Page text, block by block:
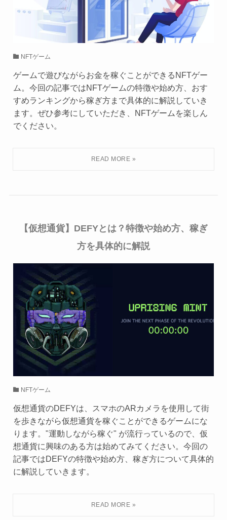
NFTゲーム
ゲームで遊びながらお金を稼ぐことができるNFTゲー
ム。今回の記事ではNFTゲームの特徴や始め方、おす
すめランキングから稼ぎ方まで具体的に解説していき
ます。ぜひ参考にしていただき、NFTゲームを楽しん
でください。
【仮想通貨】DEFYとは？特徴や始め方、稼ぎ
方を具体的に解説
NFTゲーム
仮想通貨のDEFYは、スマホのARカメラを使用して街
を歩きながら仮想通貨を稼ぐことができるゲームにな
ります。"運動しながら稼ぐ" が流行っているので、仮
想通貨に興味のある方は始めてみてください。今回の
記事ではDEFYの特徴や始め方、稼ぎ方について具体的
に解説していきます。